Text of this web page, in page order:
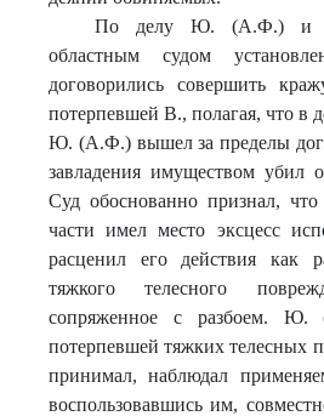
По делу Ю. (А.Ф.) и
областным судом
договорились совершить
потерпевшей В., полагая, что в
Ю. (А.Ф.) вышел за пределы
завладения имуществом убил
Суд обоснованно признал,
части имел место эксцесс
расценил его действия как
тяжкого телесного
сопряженное с разбоем.
потерпевшей тяжких телесных
принимал, наблюдал
воспользовавшись им,